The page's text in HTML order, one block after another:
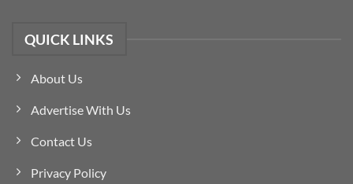
QUICK LINKS
About Us
Advertise With Us
Contact Us
Privacy Policy